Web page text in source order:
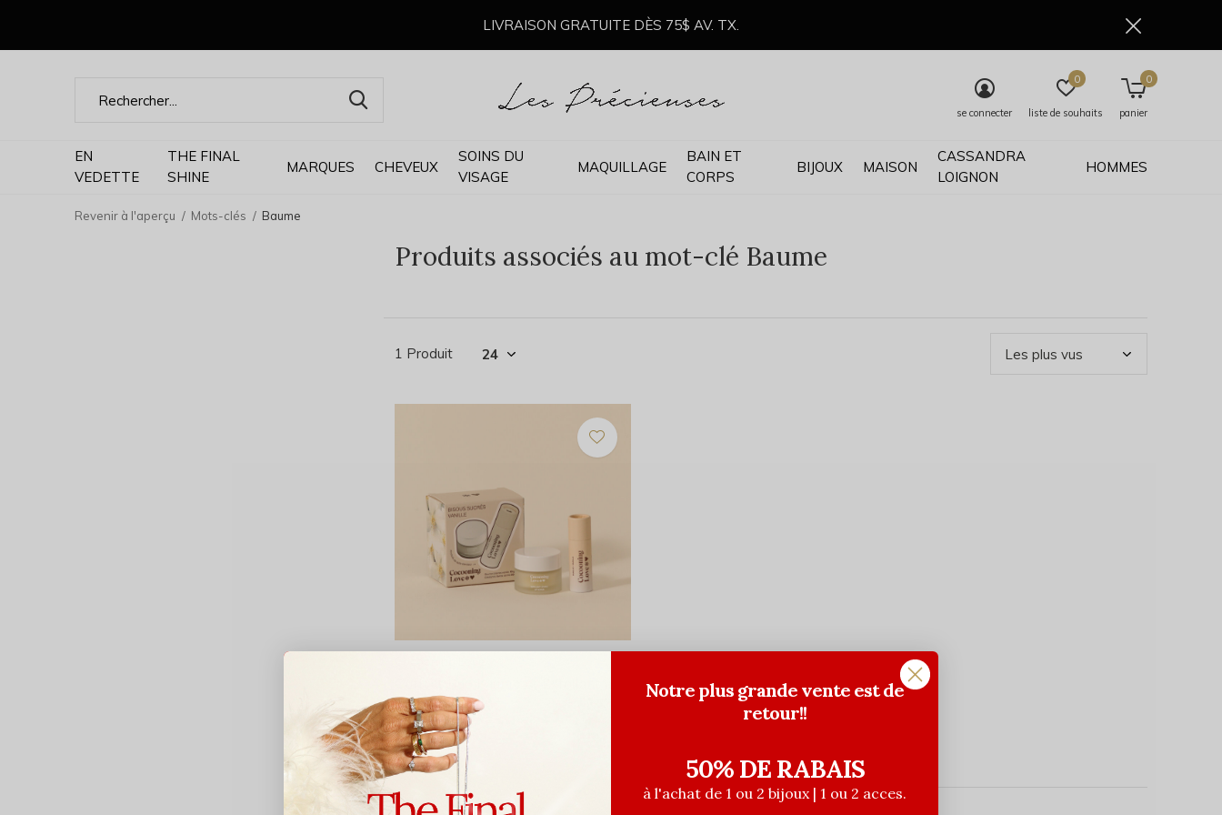
EN
VEDETTE
THE FINAL
SHINE
MARQUES CHEVEUX
SOINS DU
VISAGE
MAQUILLAGE
BAIN ET
CORPS
BIJOUX MAISON
CASSANDRA
LOIGNON
HOMMES
se connecter liste de souhaits
0
panier
0
LIVRAISON GRATUITE DÈS 75$ AV. TX.
Revenir à l'aperçu Mots-clés Baume
Produits associés au mot-clé Baume
1 Produit
lèvres - Vanille
19,99$CA 23,75$CA
Avant les taxes
Notre plus grande vente est de
retour!!
50% DE RABAIS
à l'achat de 1 ou 2 bijoux | 1 ou 2 acces.